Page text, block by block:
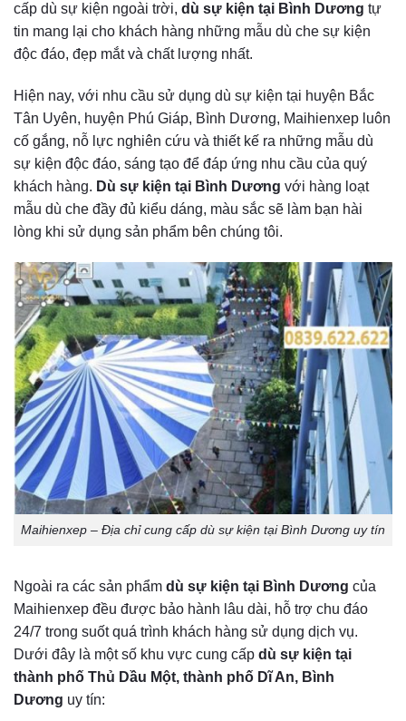
cấp dù sự kiện ngoài trời, dù sự kiện tại Bình Dương tự
tin mang lại cho khách hàng những mẫu dù che sự kiện
độc đáo, đẹp mắt và chất lượng nhất.
Hiện nay, với nhu cầu sử dụng dù sự kiện tại huyện Bắc
Tân Uyên, huyện Phú Giáp, Bình Dương, Maihienxep luôn
cố gắng, nỗ lực nghiên cứu và thiết kế ra những mẫu dù
sự kiện độc đáo, sáng tạo để đáp ứng nhu cầu của quý
khách hàng. Dù sự kiện tại Bình Dương với hàng loạt
mẫu dù che đầy đủ kiểu dáng, màu sắc sẽ làm bạn hài
lòng khi sử dụng sản phẩm bên chúng tôi.
Maihienxep – Địa chỉ cung cấp dù sự kiện tại Bình Dương uy tín
Ngoài ra các sản phẩm dù sự kiện tại Bình Dương của
Maihienxep đều được bảo hành lâu dài, hỗ trợ chu đáo
24/7 trong suốt quá trình khách hàng sử dụng dịch vụ.
Dưới đây là một số khu vực cung cấp dù sự kiện tại
thành phố Thủ Dầu Một, thành phố Dĩ An, Bình
Dương uy tín: